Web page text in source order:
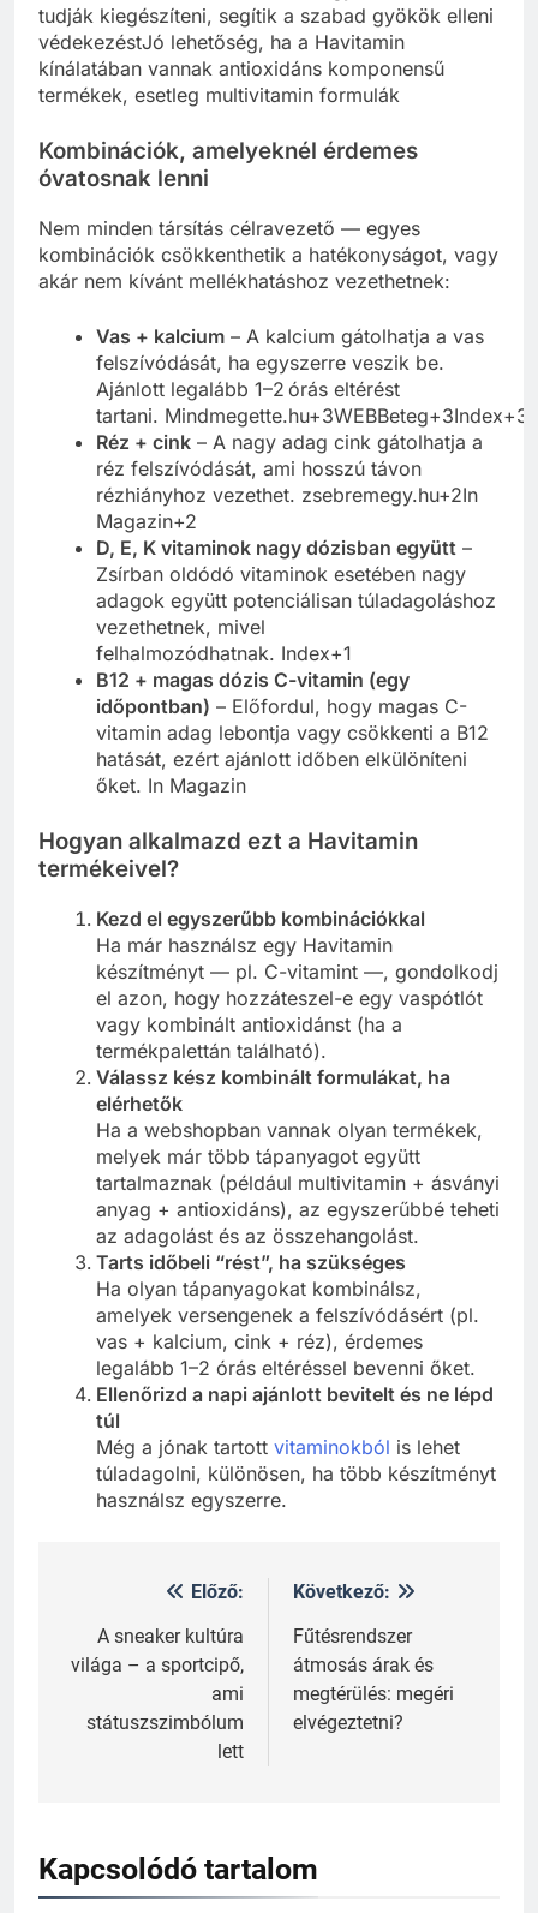
tudják kiegészíteni, segítik a szabad gyökök elleni
védekezéstJó lehetőség, ha a Havitamin
kínálatában vannak antioxidáns komponensű
termékek, esetleg multivitamin formulák
Kombinációk, amelyeknél érdemes
óvatosnak lenni
Nem minden társítás célravezető — egyes
kombinációk csökkenthetik a hatékonyságot, vagy
akár nem kívánt mellékhatáshoz vezethetnek:
Vas + kalcium – A kalcium gátolhatja a vas
felszívódását, ha egyszerre veszik be.
Ajánlott legalább 1–2 órás eltérést
tartani. Mindmegette.hu+3WEBBeteg+3Index+3
Réz + cink – A nagy adag cink gátolhatja a
réz felszívódását, ami hosszú távon
rézhiányhoz vezethet. zsebremegy.hu+2In
Magazin+2
D, E, K vitaminok nagy dózisban együtt –
Zsírban oldódó vitaminok esetében nagy
adagok együtt potenciálisan túladagoláshoz
vezethetnek, mivel
felhalmozódhatnak. Index+1
B12 + magas dózis C-vitamin (egy
időpontban) – Előfordul, hogy magas C-
vitamin adag lebontja vagy csökkenti a B12
hatását, ezért ajánlott időben elkülöníteni
őket. In Magazin
Hogyan alkalmazd ezt a Havitamin
termékeivel?
Kezd el egyszerűbb kombinációkkal
Ha már használsz egy Havitamin
készítményt — pl. C-vitamint —, gondolkodj
el azon, hogy hozzáteszel-e egy vaspótlót
vagy kombinált antioxidánst (ha a
termékpalettán található).
Válassz kész kombinált formulákat, ha
elérhetők
Ha a webshopban vannak olyan termékek,
melyek már több tápanyagot együtt
tartalmaznak (például multivitamin + ásványi
anyag + antioxidáns), az egyszerűbbé teheti
az adagolást és az összehangolást.
Tarts időbeli “rést”, ha szükséges
Ha olyan tápanyagokat kombinálsz,
amelyek versengenek a felszívódásért (pl.
vas + kalcium, cink + réz), érdemes
legalább 1–2 órás eltéréssel bevenni őket.
Ellenőrizd a napi ajánlott bevitelt és ne lépd
túl
Még a jónak tartott vitaminokból is lehet
túladagolni, különösen, ha több készítményt
használsz egyszerre.
Bejegyzés
navigáció
Előző:
A sneaker kultúra
világa – a sportcipő,
ami
státuszszimbólum
lett
Következő:
Fűtésrendszer
átmosás árak és
megtérülés: megéri
elvégeztetni?
Kapcsolódó tartalom